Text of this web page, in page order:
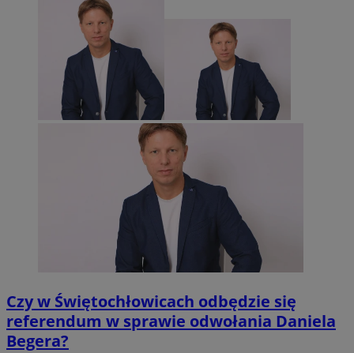
Czy w Świętochłowicach odbędzie się
referendum w sprawie odwołania Daniela
Begera?